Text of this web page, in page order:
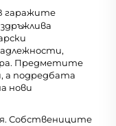
гаражите
Предметите
а подредбата
нови
Собствениците